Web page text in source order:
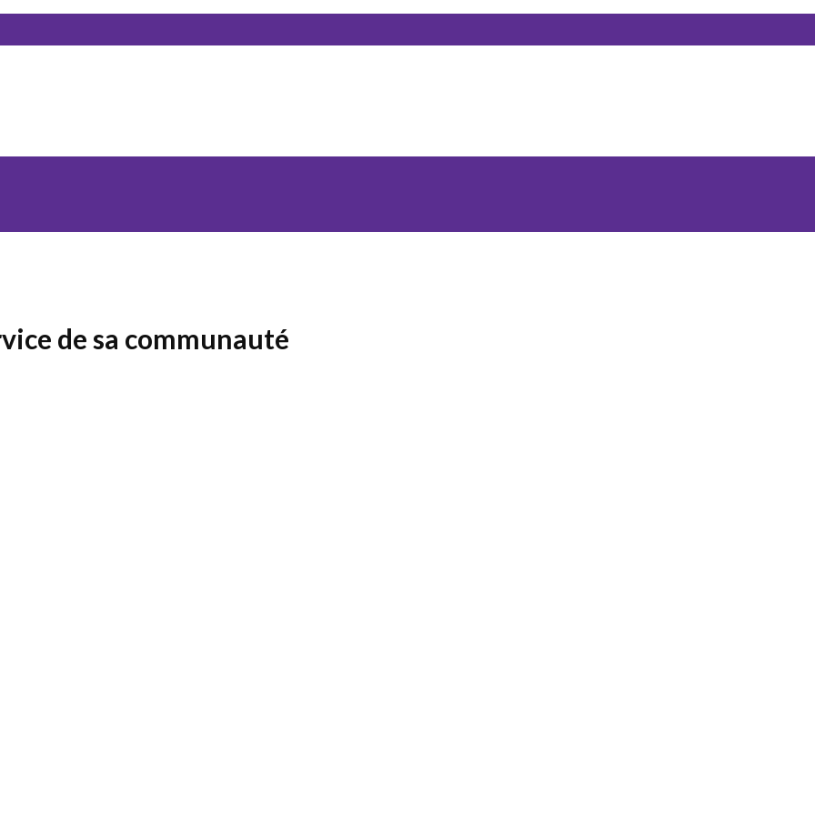
de sa communauté